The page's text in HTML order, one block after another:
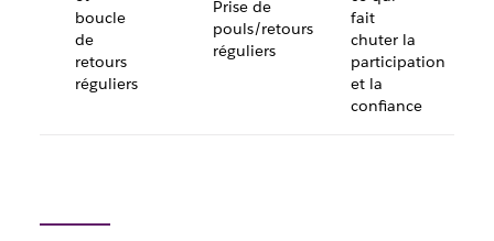
boucle
de
retours
réguliers
Prise de
pouls/retours
réguliers
fait
chuter la
participation
et la
confiance